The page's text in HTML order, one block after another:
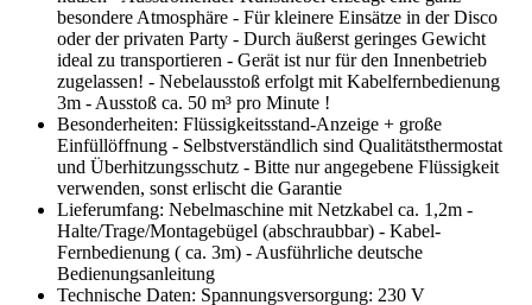
besondere Atmosphäre - Für kleinere Einsätze in der Disco
oder der privaten Party - Durch äußerst geringes Gewicht
ideal zu transportieren - Gerät ist nur für den Innenbetrieb
zugelassen! - Nebelausstoß erfolgt mit Kabelfernbedienung
3m - Ausstoß ca. 50 m³ pro Minute !
Besonderheiten: Flüssigkeitsstand-Anzeige + große
Einfüllöffnung - Selbstverständlich sind Qualitätsthermostat
und Überhitzungsschutz - Bitte nur angegebene Flüssigkeit
verwenden, sonst erlischt die Garantie
Lieferumfang: Nebelmaschine mit Netzkabel ca. 1,2m -
Halte/Trage/Montagebügel (abschraubbar) - Kabel-
Fernbedienung ( ca. 3m) - Ausführliche deutsche
Bedienungsanleitung
Technische Daten: Spannungsversorgung: 230 V